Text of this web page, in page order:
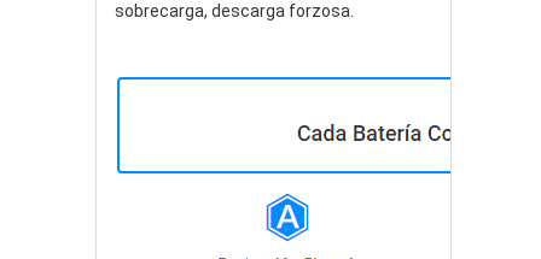
sobrecarga, descarga forzosa.